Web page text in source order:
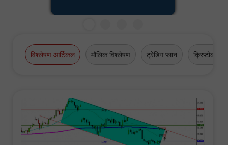
विश्लेषण आर्टिकल मौलिक विश्लेषण ट्रेडिंग प्लान क्रिप्टोकरेंसी